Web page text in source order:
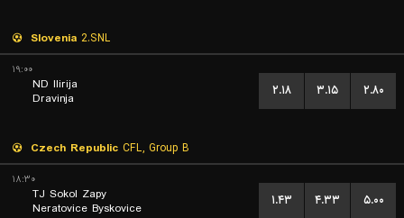
Slovenia 2.SNL
۱۹:۰۰
ND Ilirija
Dravinja
۲.۱۸ ۳.۱۵ ۲.۸۰
Czech Republic CFL, Group B
۱۸:۳۰
TJ Sokol Zapy
Neratovice Byskovice
۱.۴۳ ۴.۳۳ ۵.۰۰